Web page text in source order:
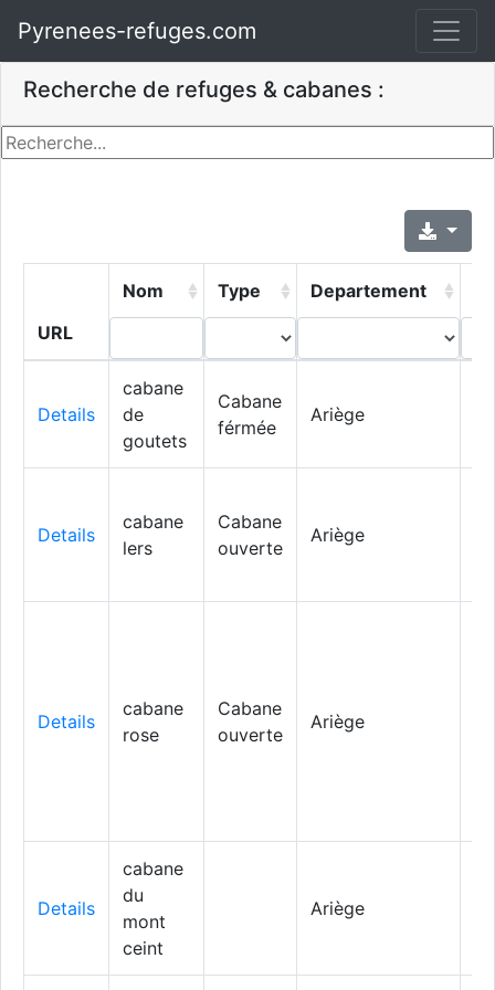
Pyrenees-refuges.com
Recherche de refuges & cabanes :
URL
Nom Type Departement
Details
cabane
de
goutets
Cabane
férmée
Ariège
Details
cabane
lers
Cabane
ouverte
Ariège
Details
cabane
rose
Cabane
ouverte
Ariège
Details
cabane
du
mont
ceint
Ariège